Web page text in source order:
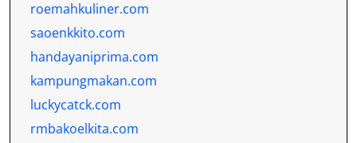
roemahkuliner.com
saoenkkito.com
handayaniprima.com
kampungmakan.com
luckycatck.com
rmbakoelkita.com